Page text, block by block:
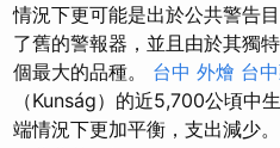
情況下更可能是出於公共警告目
了舊的警報器，並且由於其獨
個最大的品種。 台中 外燴 台
（Kunság）的近5,700公頃中
端情況下更加平衡，支出減少。